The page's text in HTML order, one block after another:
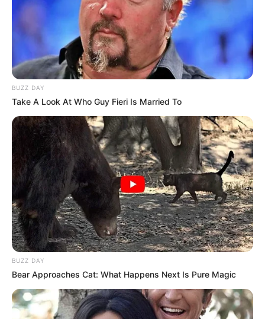
BUZZ DAY
Take A Look At Who Guy Fieri Is Married To
BUZZ DAY
Bear Approaches Cat: What Happens Next Is Pure Magic